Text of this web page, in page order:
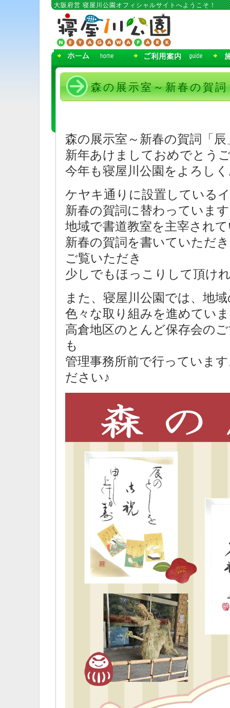
大阪府営 寝屋川公園オフィシャルサイトへようこそ！
コ
ツ
へ
動
森の展示室～新春の賀詞
森の展示室～新春の賀詞「辰
新年あけましておめでとう
今年も寝屋川公園をよろし
ケヤキ通りに設置している
新春の賀詞に替わっていま
地域で書道教室を主宰され
新春の賀詞を書いていただ
ご覧いただき
少しでもほっこりして頂け
また、寝屋川公園では、地
色々な取り組みを進めてい
高倉地区のとんど保存会の
も
管理事務所前で行っていま
ださい♪